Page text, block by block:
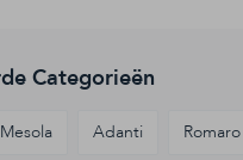
Categorieën
Mesola Adanti Romaro